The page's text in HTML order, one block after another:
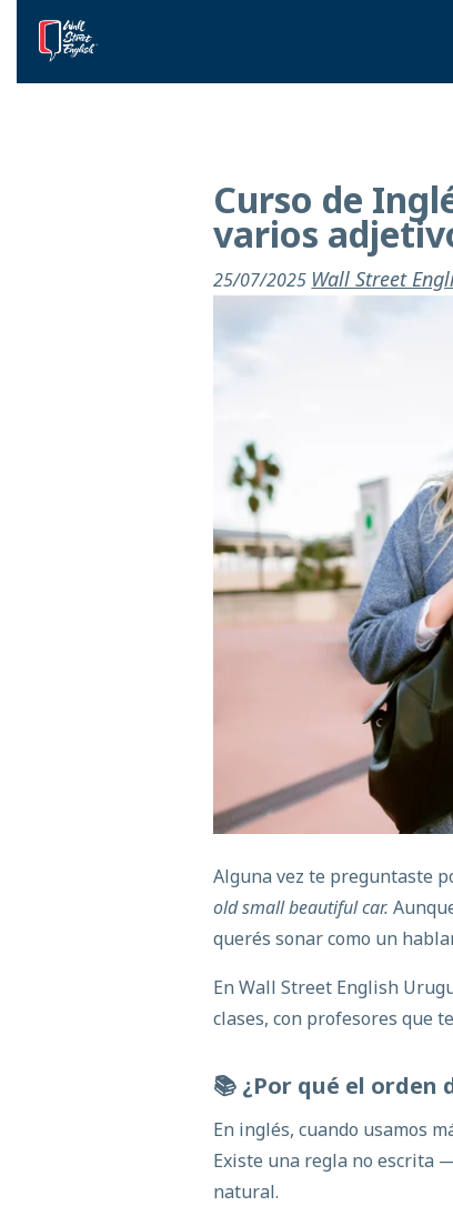
Curso de
varios
25/07/2025 Wall Street
Alguna vez te preguntaste
old small beautiful car.
querés sonar como un
En Wall Street English
clases, con profesores que
📚 ¿Por qué el orden
En inglés, cuando usamos
Existe una regla no escrita
natural.